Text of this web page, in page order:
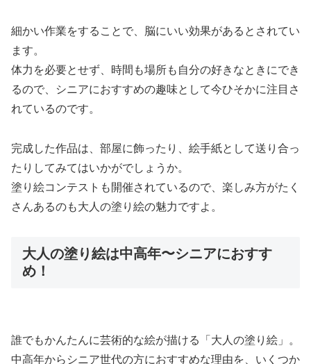
細かい作業をすることで、脳にいい効果があるとされてい
ます。
体力を必要とせず、時間も場所も自分の好きなときにでき
るので、シニアにおすすめの趣味として今ひそかに注目さ
れているのです。
完成した作品は、部屋に飾ったり、絵手紙として送り合っ
たりしてみてはいかがでしょうか。
塗り絵コンテストも開催されているので、楽しみ方がたく
さんあるのも大人の塗り絵の魅力ですよ。
大人の塗り絵は中高年〜シニアにおすす
め！
誰でもかんたんに芸術的な絵が描ける「大人の塗り絵」。
中高年からシニア世代の方におすすめな理由を、いくつか